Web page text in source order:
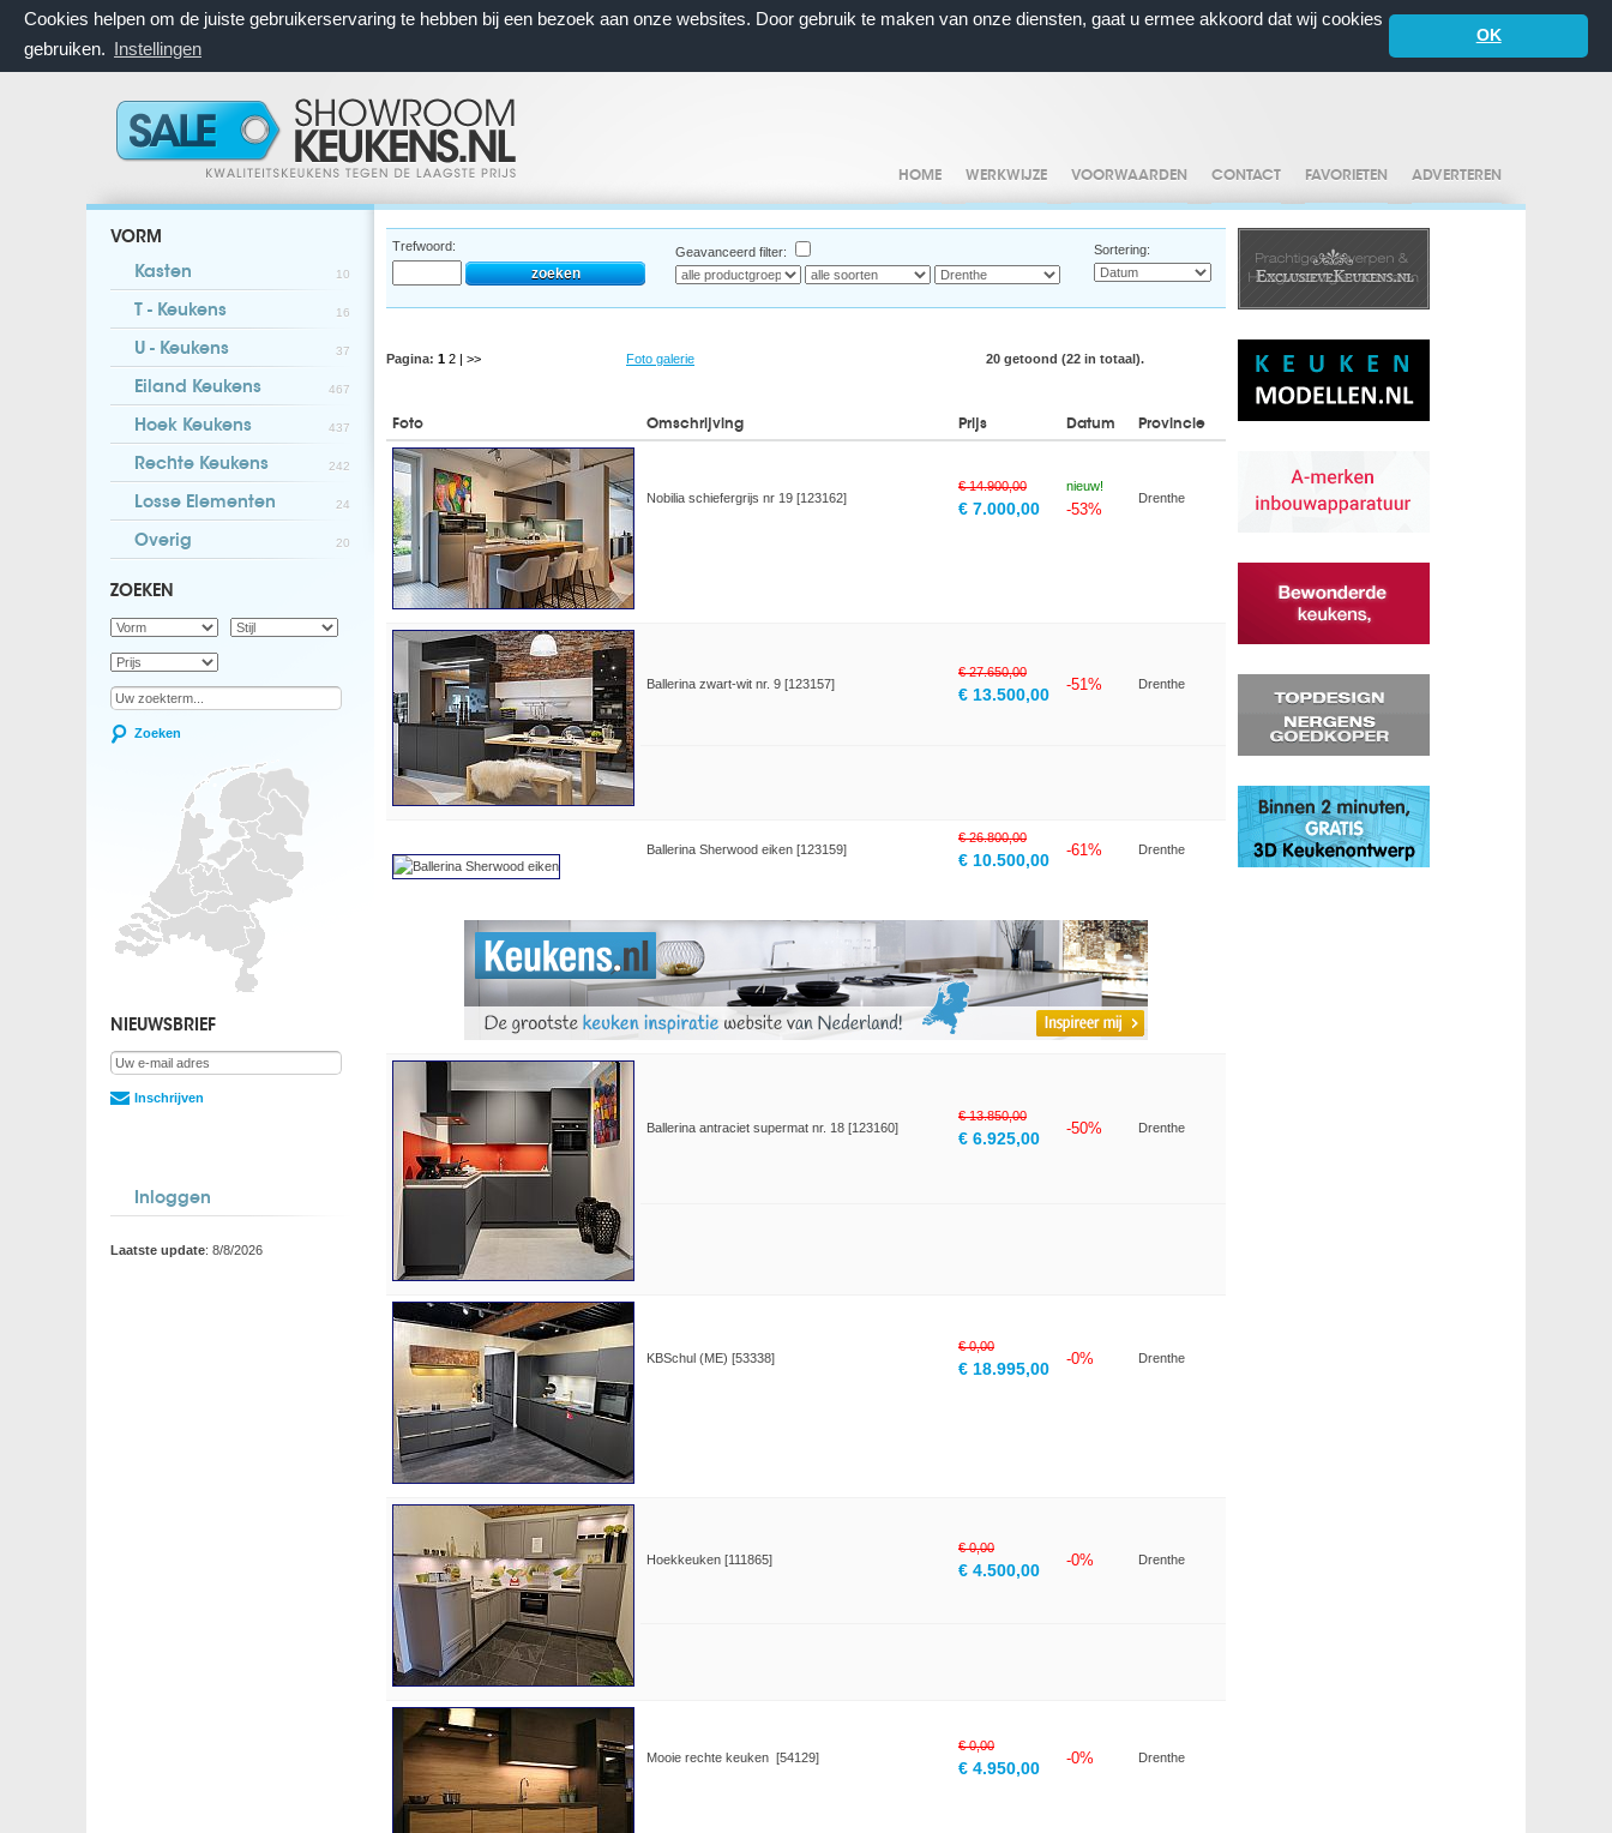
Cookies helpen om de juiste gebruikerservaring te hebben bij een bezoek aan onze websites. Door gebruik te maken van onze diensten, gaat u ermee akkoord dat wij cookies
gebruiken. Instellingen
OK
HOME WERKWIJZE VOORWAARDEN CONTACT FAVORIETEN ADVERTEREN
VORM
Kasten 10
T - Keukens 16
U - Keukens 37
Eiland Keukens 467
Hoek Keukens 437
Rechte Keukens 242
Losse Elementen 24
Overig 20
ZOEKEN
Zoeken
NIEUWSBRIEF
Inschrijven
Inloggen
Laatste update: 8/8/2026
Trefwoord: Geavanceerd filter: Sortering:
Pagina: 1 2 | >> Foto galerie 20 getoond (22 in totaal).
Foto Omschrijving Prijs Datum Provincie
Nobilia schiefergrijs nr 19 [123162]
€ 14.900,00
€ 7.000,00
nieuw!
-53%
Drenthe
Ballerina zwart-wit nr. 9 [123157]
€ 27.650,00
€ 13.500,00
-51% Drenthe
Ballerina Sherwood eiken [123159]
€ 26.800,00
€ 10.500,00
-61% Drenthe
Ballerina antraciet supermat nr. 18 [123160]
€ 13.850,00
€ 6.925,00
-50% Drenthe
KBSchul (ME) [53338]
€ 0,00
€ 18.995,00
-0% Drenthe
Hoekkeuken [111865]
€ 0,00
€ 4.500,00
-0% Drenthe
Mooie rechte keuken [54129]
€ 0,00
€ 4.950,00
-0% Drenthe